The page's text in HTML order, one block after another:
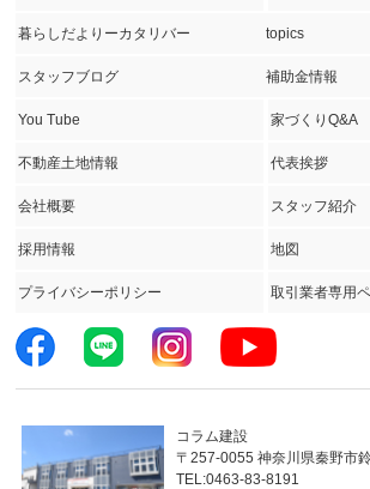
暮らしだよりーカタリバー topics
スタッフブログ 補助金情報
You Tube 家づくりQ&A
不動産土地情報 代表挨拶
会社概要 スタッフ紹介
採用情報 地図
プライバシーポリシー 取引業者専用
コラム建設
〒257-0055 神奈川県秦野市
TEL:0463-83-8191